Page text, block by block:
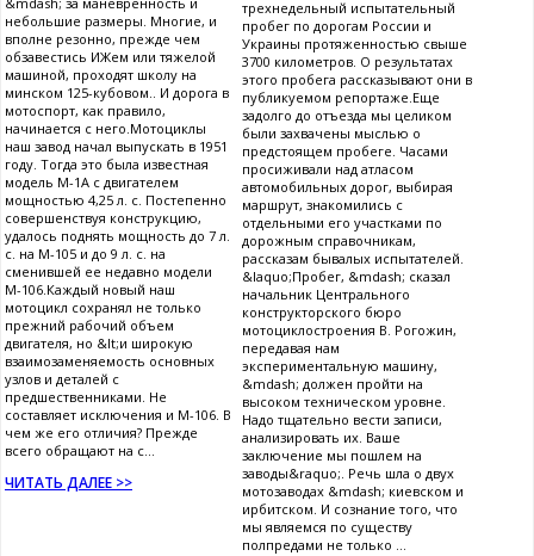
небольшие размеры. Многие, и
вполне резонно, прежде чем
обзавестись ИЖем или тяжелой
машиной, проходят школу на
минском 125-кубовом.. И дорога в
мотоспорт, как правило,
начинается с него.Мотоциклы
наш завод начал выпускать в 1951
году. Тогда это была известная
модель М-1А с двигателем
мощностью 4,25 л. с. Постепенно
совершенствуя конструкцию,
удалось поднять мощность до 7 л.
с. на М-105 и до 9 л. с. на
сменившей ее недавно модели
М-106.Каждый новый наш
мотоцикл сохранял не только
прежний рабочий объем
двигателя, но &lt;и широкую
взаимозаменяемость основных
узлов и деталей с
предшественниками. Не
составляет исключения и М-106. В
чем же его отличия? Прежде
всего обращают на с...
ЧИТАТЬ ДАЛЕЕ >>
трехнедельный испытательный
пробег по дорогам России и
Украины протяженностью свыше
3700 километров. О результатах
этого пробега рассказывают они в
публикуемом репортаже.Еще
задолго до отъезда мы целиком
были захвачены мыслью о
предстоящем пробеге. Часами
просиживали над атласом
автомобильных дорог, выбирая
маршрут, знакомились с
отдельными его участками по
дорожным справочникам,
рассказам бывалых испытателей.
&laquo;Пробег, &mdash; сказал
начальник Центрального
конструкторского бюро
мотоциклостроения В. Рогожин,
передавая нам
экспериментальную машину,
&mdash; должен пройти на
высоком техническом уровне.
Надо тщательно вести записи,
анализировать их. Ваше
заключение мы пошлем на
заводы&raquo;. Речь шла о двух
мотозаводах &mdash; киевском и
ирбитском. И сознание того, что
мы являемся по существу
полпредами не только ...